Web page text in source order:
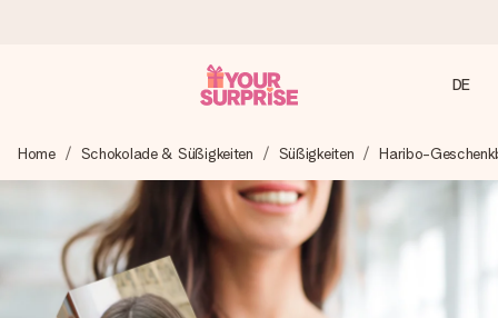
Wir bereiten dein Geschenk sorgfältig vor und schicken es
blitzschnell – damit du es genau zum richtigen Zeitpunkt
überreichen kannst, wenn es am meisten zählt.
4,8 (basierend auf +15.000 Bewertungen)
DE
Home Schokolade & Süßigkeiten Süßigkeiten Haribo-